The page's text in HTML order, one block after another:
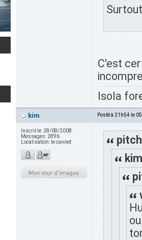
C'est
Isola
kim Posté à 21h54 le
Inscrit le: 28/08/2008
Messages: 2896
Localisation: le cannet